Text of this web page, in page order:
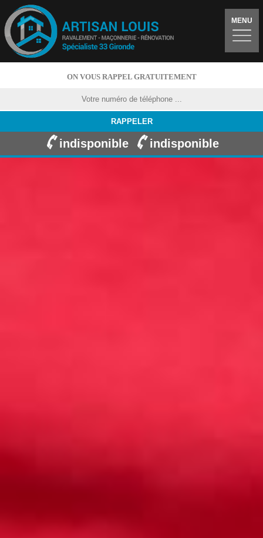
MENU
ON VOUS RAPPEL GRATUITEMENT
indisponible indisponible